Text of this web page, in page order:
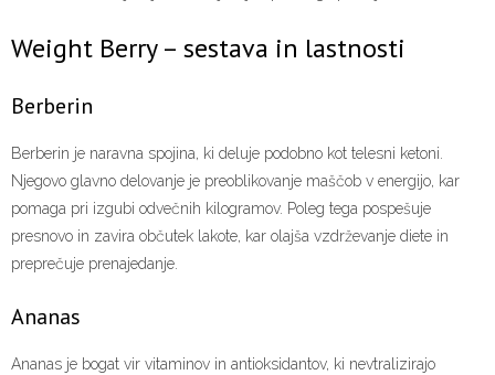
Weight Berry – sestava in lastnosti
Berberin
Berberin je naravna spojina, ki deluje podobno kot telesni ketoni.
Njegovo glavno delovanje je preoblikovanje maščob v energijo, kar
pomaga pri izgubi odvečnih kilogramov. Poleg tega pospešuje
presnovo in zavira občutek lakote, kar olajša vzdrževanje diete in
preprečuje prenajedanje.
Ananas
Ananas je bogat vir vitaminov in antioksidantov, ki nevtralizirajo